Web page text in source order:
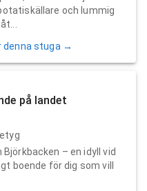
och lummig
denna stuga →
på landet
– en idyll vid
boende för dig som vill